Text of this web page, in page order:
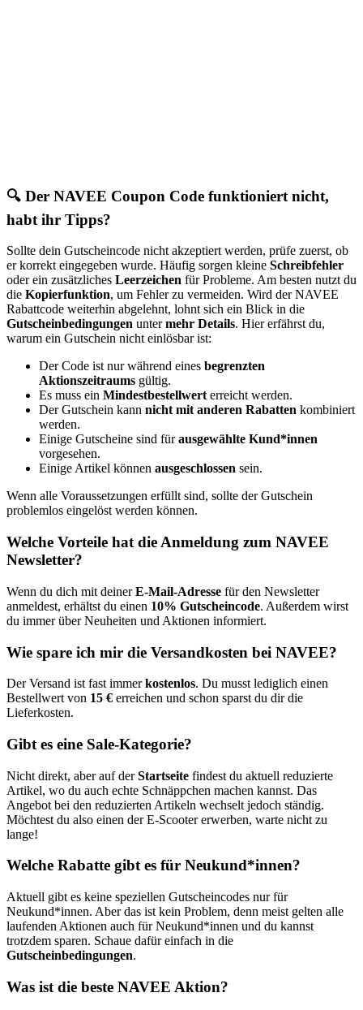
🔍 Der NAVEE Coupon Code funktioniert nicht,
habt ihr Tipps?
Sollte dein Gutscheincode nicht akzeptiert werden, prüfe zuerst, ob
er korrekt eingegeben wurde. Häufig sorgen kleine Schreibfehler
oder ein zusätzliches Leerzeichen für Probleme. Am besten nutzt du
die Kopierfunktion, um Fehler zu vermeiden. Wird der NAVEE
Rabattcode weiterhin abgelehnt, lohnt sich ein Blick in die
Gutscheinbedingungen untermehr Details. Hier erfährst du,
warum ein Gutschein nicht einlösbar ist:
Der Code ist nur während eines begrenzten
Aktionszeitraums⁣ gültig.
Es muss ein Mindestbestellwerterreicht werden.
Der Gutschein kann nicht mit anderen Rabatten kombiniert
werden.
Einige Gutscheine sind fürausgewählte Kund*innen
vorgesehen.
Einige Artikel können ausgeschlossen sein.
Wenn alle Voraussetzungen erfüllt sind, sollte der Gutschein
problemlos eingelöst werden können.
Welche Vorteile hat die Anmeldung zum NAVEE
Newsletter?
Wenn du dich mit deinerE-Mail-Adresse für den Newsletter
anmeldest, erhältst du einen 10% Gutscheincode. Außerdem wirst
du immer über Neuheiten und Aktionen informiert.
Wie spare ich mir die Versandkosten bei NAVEE?
Der Versand ist fast immerkostenlos. Du musst lediglich einen
Bestellwert von 15 € erreichen und schon sparst du dir die
Lieferkosten.
Gibt es eine Sale-Kategorie?
Nicht direkt, aber auf derStartseite findest du aktuell reduzierte
Artikel, wo du auch echte Schnäppchen machen kannst. Das
Angebot bei den reduzierten Artikeln wechselt jedoch ständig.
Möchtest du also einen der E-Scooter erwerben, warte nicht zu
lange!
Welche Rabatte gibt es für Neukund*innen?
Aktuell gibt es keine speziellen Gutscheincodes nur für
Neukund*innen. Aber das ist kein Problem, denn meist gelten alle
laufenden Aktionen auch für Neukund*innen und du kannst
trotzdem sparen. Schaue dafür einfach in die
Gutscheinbedingungen.
Was ist die beste NAVEE Aktion?